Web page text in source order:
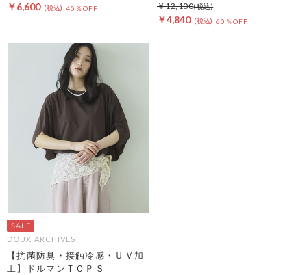
￥6,600 40％OFF
￥4,840 60％OFF
￥12,100
DOUX ARCHIVES
【抗菌防臭・接触冷感・ＵＶ加
工】ドルマンＴＯＰＳ